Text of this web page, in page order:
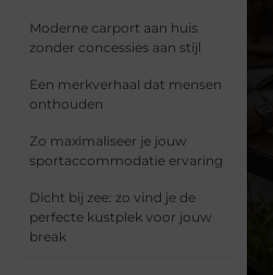
Moderne carport aan huis
zonder concessies aan stijl
Een merkverhaal dat mensen
onthouden
Zo maximaliseer je jouw
sportaccommodatie ervaring
Dicht bij zee: zo vind je de
perfecte kustplek voor jouw
break